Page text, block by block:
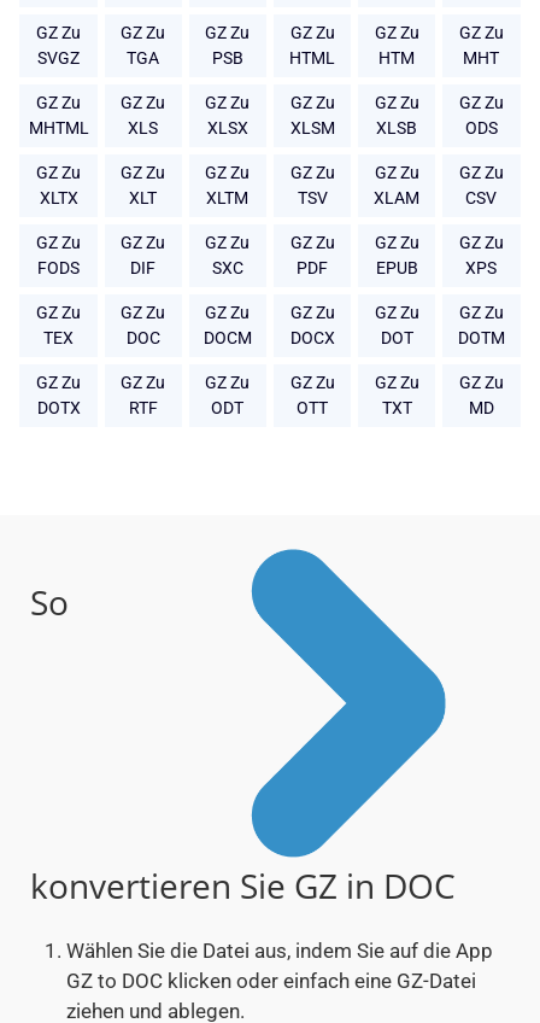
GZ Zu
SVGZ
GZ Zu
TGA
GZ Zu
PSB
GZ Zu
HTML
GZ Zu
HTM
GZ Zu
MHT
GZ Zu
MHTML
GZ Zu
XLS
GZ Zu
XLSX
GZ Zu
XLSM
GZ Zu
XLSB
GZ Zu
ODS
GZ Zu
XLTX
GZ Zu
XLT
GZ Zu
XLTM
GZ Zu
TSV
GZ Zu
XLAM
GZ Zu
CSV
GZ Zu
FODS
GZ Zu
DIF
GZ Zu
SXC
GZ Zu
PDF
GZ Zu
EPUB
GZ Zu
XPS
GZ Zu
TEX
GZ Zu
DOC
GZ Zu
DOCM
GZ Zu
DOCX
GZ Zu
DOT
GZ Zu
DOTM
GZ Zu
DOTX
GZ Zu
RTF
GZ Zu
ODT
GZ Zu
OTT
GZ Zu
TXT
GZ Zu
MD
So
konvertieren Sie GZ in DOC
Wählen Sie die Datei aus, indem Sie auf die App
GZ to DOC klicken oder einfach eine GZ-Datei
ziehen und ablegen.